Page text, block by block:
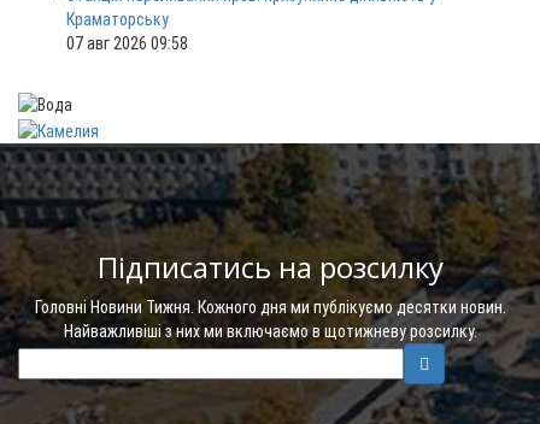
Краматорську
07 авг 2026 09:58
Підписатись на розсилку
Головні Новини Тижня. Кожного дня ми публікуємо десятки новин.
Найважливіші з них ми включаємо в щотижневу розсилку.